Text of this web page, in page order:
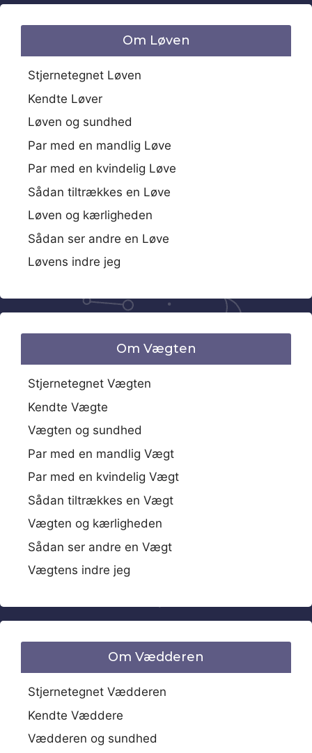
Om Løven
Stjernetegnet Løven
Kendte Løver
Løven og sundhed
Par med en mandlig Løve
Par med en kvindelig Løve
Sådan tiltrækkes en Løve
Løven og kærligheden
Sådan ser andre en Løve
Løvens indre jeg
Om Vægten
Stjernetegnet Vægten
Kendte Vægte
Vægten og sundhed
Par med en mandlig Vægt
Par med en kvindelig Vægt
Sådan tiltrækkes en Vægt
Vægten og kærligheden
Sådan ser andre en Vægt
Vægtens indre jeg
Om Vædderen
Stjernetegnet Vædderen
Kendte Væddere
Vædderen og sundhed